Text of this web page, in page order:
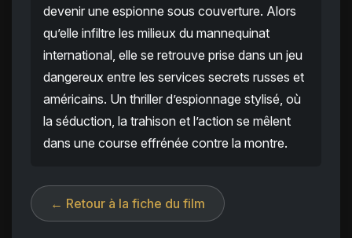
devenir une espionne sous couverture. Alors
qu’elle infiltre les milieux du mannequinat
international, elle se retrouve prise dans un jeu
dangereux entre les services secrets russes et
américains. Un thriller d’espionnage stylisé, où
la séduction, la trahison et l’action se mêlent
dans une course effrénée contre la montre.
← Retour à la fiche du film